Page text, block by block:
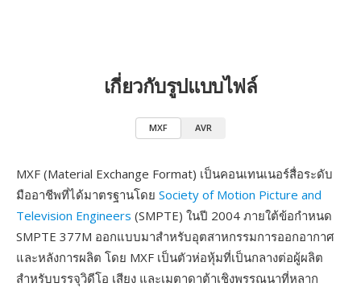
เกี่ยวกับรูปแบบไฟล์
MXF AVR
MXF (Material Exchange Format) เป็นคอนเทนเนอร์สื่อระดับ
มืออาชีพที่ได้มาตรฐานโดย Society of Motion Picture and
Television Engineers (SMPTE) ในปี 2004 ภายใต้ข้อกำหนด
SMPTE 377M ออกแบบมาสำหรับอุตสาหกรรมการออกอากาศ
และหลังการผลิต โดย MXF เป็นตัวห่อหุ้มที่เป็นกลางต่อผู้ผลิต
สำหรับบรรจุวิดีโอ เสียง และเมตาดาต้าเชิงพรรณนาที่หลาก